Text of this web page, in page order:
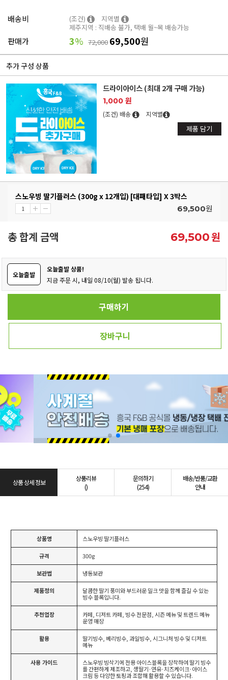
배송비 (조건)
지역별
제주지역 : 직배송 불가, 택배 월~목 배송가능
판매가 3% 72,00069,500원
추가 구성 상품
드라이아이스 (최대 2개 구매 가능)
1,000 원
(조건) 배송 지역별
제품 담기
스노우빙 딸기플러스 (300g x 12개입) [대패타입] X 3박스
69,500원
총 합계 금액 69,500원
오늘출발
오늘출발 상품!
지금 주문 시, 내일 08/10(월) 발송 됩니다.
구매하기
장바구니
상품 상세 정보
상품리뷰
()
문의하기
(254)
배송/반품/교환
안내
상품명 스노우빙 딸기플러스
규격 300g
보관법 냉동보관
제품정의
달콤한 딸기 풍미와 부드러운 밀크 맛을 함께 즐길 수 있는
빙수 블록입니다.
추천업장
카페, 디저트 카페, 빙수 전문점, 시즌 메뉴 및 트렌드 메뉴
운영 매장
활용
딸기빙수, 베리빙수, 과일빙수, 시그니처 빙수 및 디저트
메뉴
사용 가이드
스노우빙 빙삭기에 전용 아이스블록을 장착하여 딸기 빙수
를 간편하게 제조하고, 생딸기·연유·치즈케이크·아이스
크림 등 다양한 토핑과 조합해 활용할 수 있습니다.